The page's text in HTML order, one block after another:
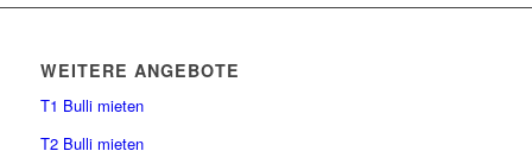
WEITERE ANGEBOTE
T1 Bulli mieten
T2 Bulli mieten